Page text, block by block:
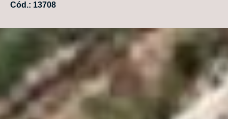
Cód.: 13708